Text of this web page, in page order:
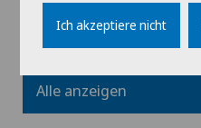
Alle anzeigen
Ich akzeptiere nicht